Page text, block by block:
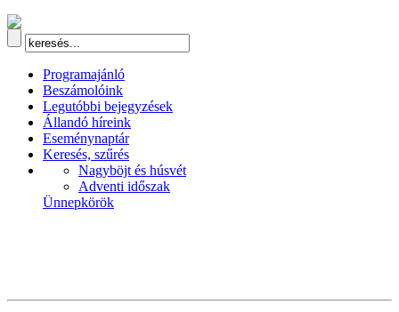
Programajánló
Beszámolóink
Legutóbbi bejegyzések
Állandó híreink
Eseménynaptár
Keresés, szűrés
Nagyböjt és húsvét
Adventi időszak
Ünnepkörök